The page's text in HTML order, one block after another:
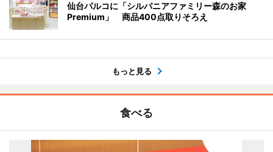
仙台パルコに「シルバニアファミリー森のお家
Premium」 商品400点取りそろえ
もっと見る
食べる